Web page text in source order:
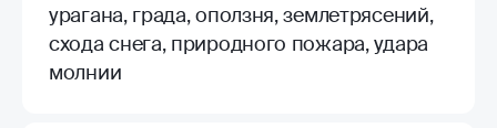
урагана, града, оползня, землетрясений,
схода снега, природного пожара, удара
молнии